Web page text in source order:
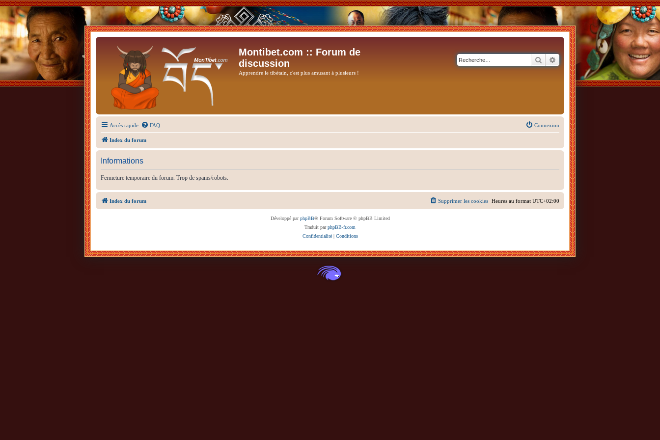
Montibet.com :: Forum de
discussion
Apprendre le tibétain, c'est plus amusant à plusieurs !
RechercherRecherche avancée
Accès rapide FAQ Connexion
Index du forum
Informations
Fermeture temporaire du forum. Trop de spams/robots.
Index du forum Heures au format UTC+02:00
Supprimer les cookies
Développé parphpBB® Forum Software © phpBB Limited
Traduit parphpBB-fr.com
Confidentialité| Conditions